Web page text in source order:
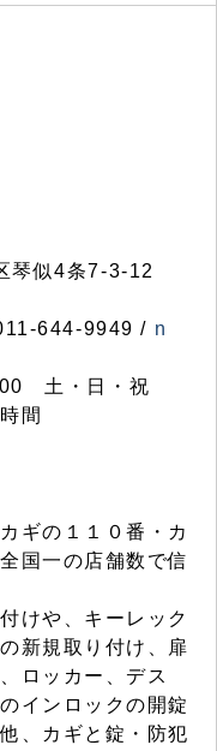
琴似4条7-3-12
644-9949 / n
00 土・日・祝
間
ギの１１０番・カ
国一の店舗数で信
けや、キーレック
新規取り付け、扉
ロッカー、デス
インロックの開錠
、カギと錠・防犯